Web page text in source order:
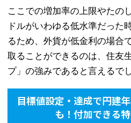
ここでの増加率の上限やたの
ドルがいわゆる低水準だった
るため、外貨が低金利の場合
取ることができるのは、住友
プ」の強みであると言えるで
目標値設定・達成で円建
も！付加できる